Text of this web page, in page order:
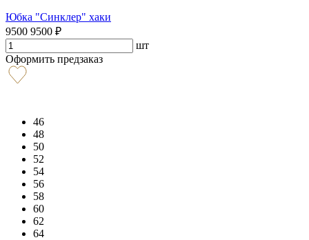
Юбка "Синклер" хаки
9500 9500 ₽
шт
Оформить предзаказ
46
48
50
52
54
56
58
60
62
64